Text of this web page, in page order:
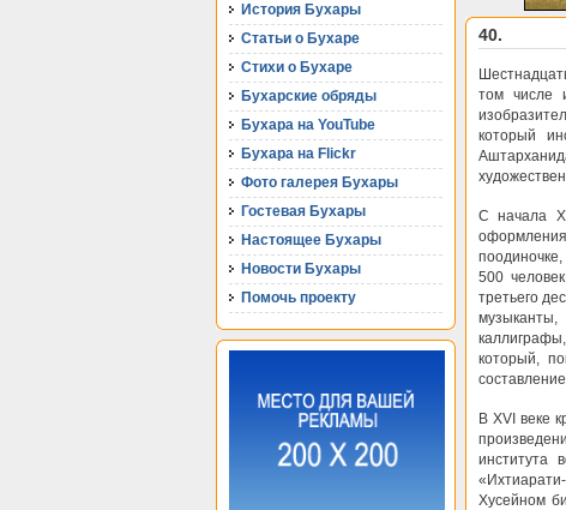
История Бухары
Статьи о Бухаре
Стихи о Бухаре
Бухарские обряды
Бухара на YouTube
Бухара на Flickr
Фото галерея Бухары
Гостевая Бухары
Настоящее Бухары
Новости Бухары
Помочь проекту
40.
том числе
который
С начала
оформления
500
третьего
который,
В XVI веке
института
Хусейном